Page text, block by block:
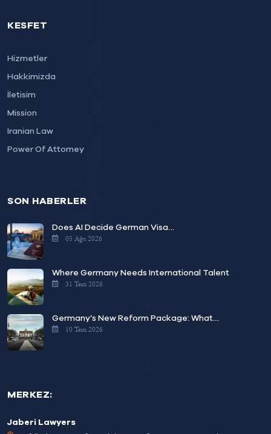
KESFET
Hizmetler
Hakkimizda
İletisim
Mission
Iranian Law
Power Of Attorney
SON HABERLER
Does AI Decide German Visa…
05 Ağu 2026
Where Germany Needs International Talent
31 Tem 2026
Germany’s New Reform Package: What…
10 Tem 2026
MERKEZ:
Jaberi Lawyers